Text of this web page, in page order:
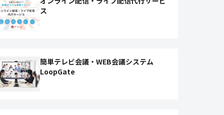
ス
簡単テレビ会議・WEB会議システム
LoopGate